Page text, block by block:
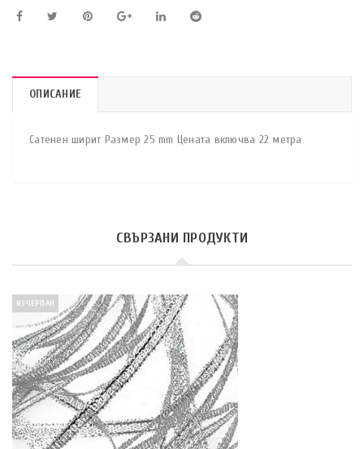
ОПИСАНИЕ
Сатенен ширит Размер 25 mm Цената включва 22 метра
СВЪРЗАНИ ПРОДУКТИ
ИЗЧЕРПАН